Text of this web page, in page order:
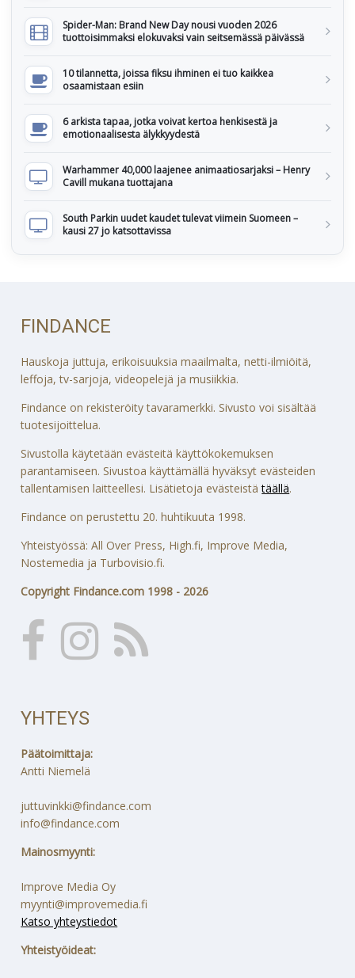
Spider-Man: Brand New Day nousi vuoden 2026
tuottoisimmaksi elokuvaksi vain seitsemässä päivässä
10 tilannetta, joissa fiksu ihminen ei tuo kaikkea
osaamistaan esiin
6 arkista tapaa, jotka voivat kertoa henkisestä ja
emotionaalisesta älykkyydestä
Warhammer 40,000 laajenee animaatiosarjaksi – Henry
Cavill mukana tuottajana
South Parkin uudet kaudet tulevat viimein Suomeen –
kausi 27 jo katsottavissa
FINDANCE
Hauskoja juttuja, erikoisuuksia maailmalta, netti-ilmiöitä,
leffoja, tv-sarjoja, videopelejä ja musiikkia.
Findance on rekisteröity tavaramerkki. Sivusto voi sisältää
tuotesijoittelua.
Sivustolla käytetään evästeitä käyttökokemuksen
parantamiseen. Sivustoa käyttämällä hyväksyt evästeiden
tallentamisen laitteellesi. Lisätietoja evästeistätäällä.
Findance on perustettu 20. huhtikuuta 1998.
Yhteistyössä: All Over Press, High.fi, Improve Media,
Nostemedia ja Turbovisio.fi.
Copyright Findance.com 1998 - 2026
YHTEYS
Päätoimittaja:
Antti Niemelä
juttuvinkki@findance.com
info@findance.com
Mainosmyynti:
Improve Media Oy
myynti@improvemedia.fi
Katso yhteystiedot
Yhteistyöideat: